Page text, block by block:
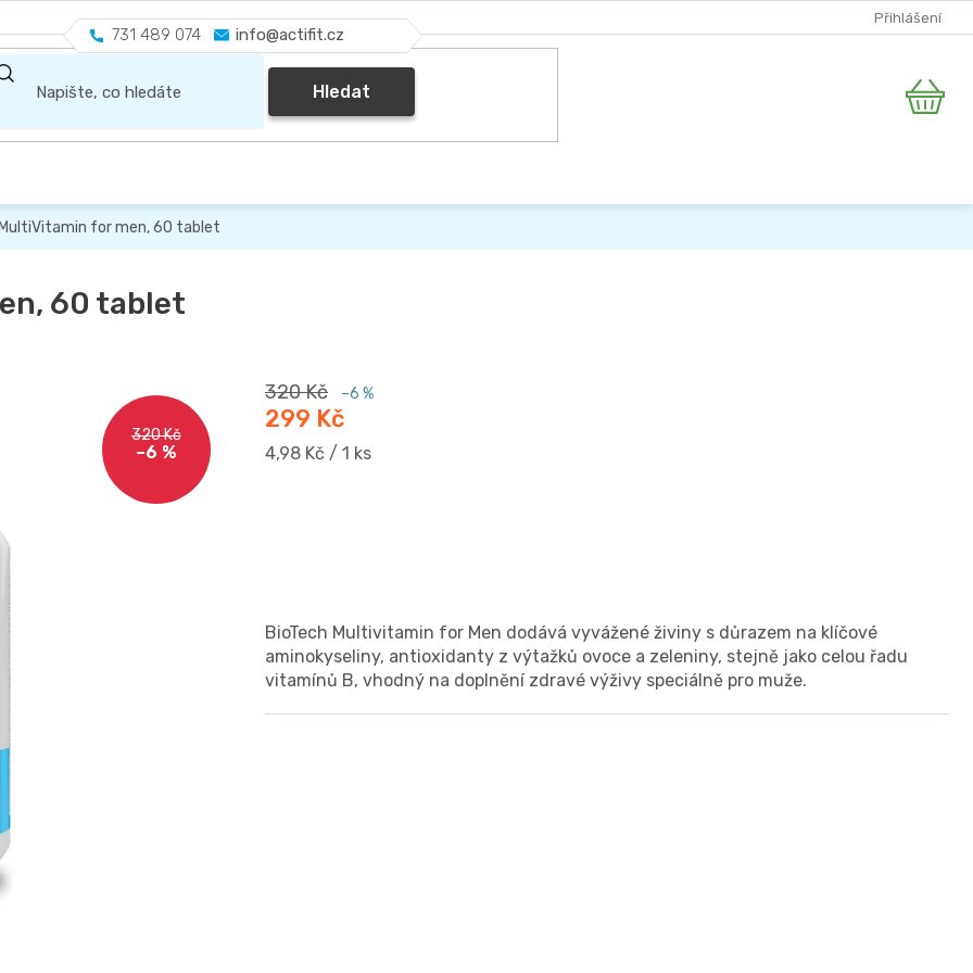
731 489 074 info@actifit.cz
Přihlášení
Hledat Nákupní
MultiVitamin for men, 60 tablet
60 tablet
320 Kč
–6 %
320 Kč –6 %
299 Kč
Měrná
4,98 Kč / 1 ks
BioTech Multivitamin for Men dodává vyvážené živiny s důrazem na klíčové
aminokyseliny, antioxidanty z výtažků ovoce a zeleniny, stejně jako celou řadu
vitamínů B, vhodný na doplnění zdravé výživy speciálně pro muže.